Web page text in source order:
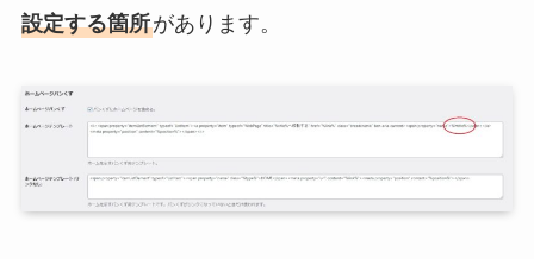
設定する箇所があります。